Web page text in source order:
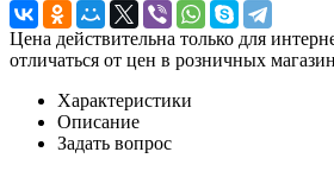
Цена действительна только для
отличаться от цен в розничных
Характеристики
Описание
Задать вопрос